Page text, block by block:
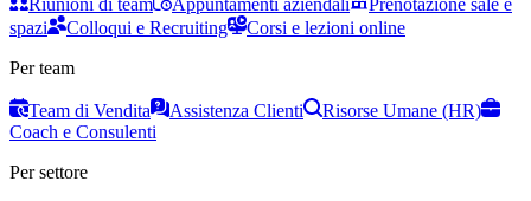
spazi
Colloqui e Recruiting
Corsi e lezioni online
Per team
Team di Vendita Assistenza Clienti
Risorse Umane (HR)
Coach e Consulenti
Per settore